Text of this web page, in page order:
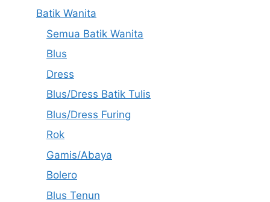
Batik Wanita
Semua Batik Wanita
Blus
Dress
Blus/Dress Batik Tulis
Blus/Dress Furing
Rok
Gamis/Abaya
Bolero
Blus Tenun